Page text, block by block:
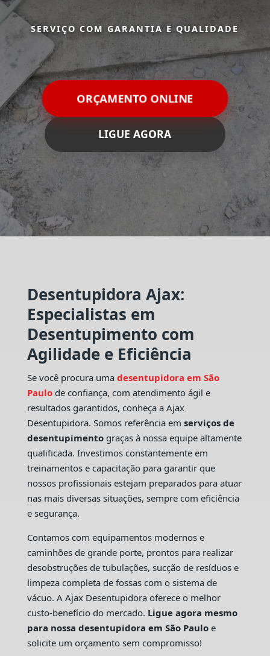
SERVIÇO COM GARANTIA E QUALIDADE
ORÇAMENTO ONLINE
LIGUE AGORA
Desentupidora Ajax:
Especialistas em
Desentupimento com
Agilidade e Eficiência
Se você procura uma desentupidora em São
Paulo de confiança, com atendimento ágil e
resultados garantidos, conheça a Ajax
Desentupidora. Somos referência em serviços de
desentupimentograças à nossa equipe altamente
qualificada. Investimos constantemente em
treinamentos e capacitação para garantir que
nossos profissionais estejam preparados para atuar
nas mais diversas situações, sempre com eficiência
e segurança.
Contamos com equipamentos modernos e
caminhões de grande porte, prontos para realizar
desobstruções de tubulações, sucção de resíduos e
limpeza completa de fossas com o sistema de
vácuo. A Ajax Desentupidora oferece o melhor
custo-benefício do mercado. Ligue agora mesmo
para nossa desentupidora em São Pauloe
solicite um orçamento sem compromisso!